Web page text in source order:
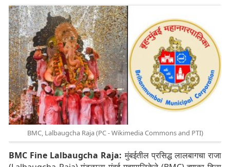
BMC, Lalbaugcha Raja (PC - Wikimedia Commons and PTI)
BMC Fine Lalbaugcha Raja: मुंबईतील प्रसिद्ध लालबागचा राजा